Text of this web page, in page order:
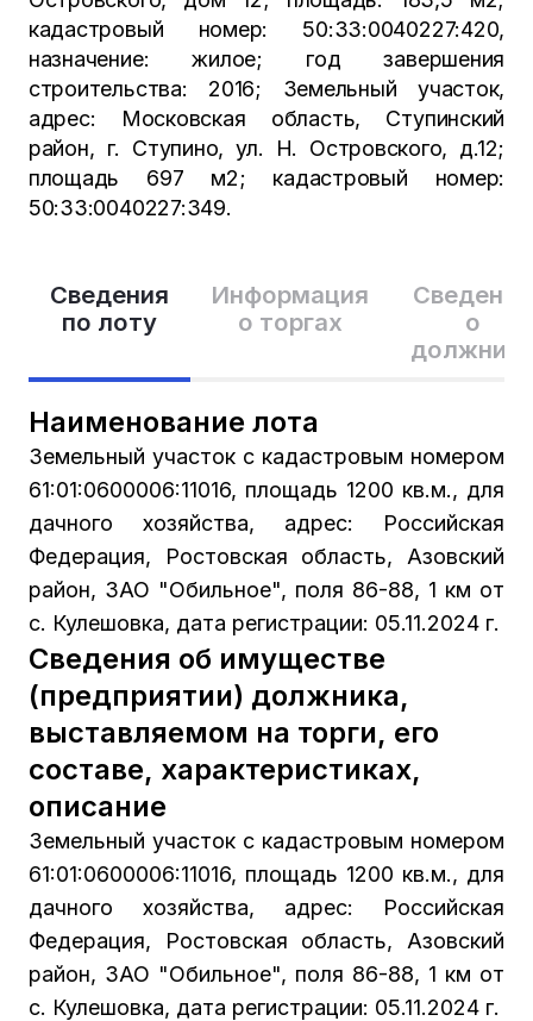
Сведения
по лоту
Информация
о торгах
Сведения
о
Наименование лота
Земельный участок с кадастровым номером
61:01:0600006:11016, площадь 1200 кв.м., для
дачного хозяйства, адрес: Российская
Федерация, Ростовская область, Азовский
район, ЗАО "Обильное", поля 86-88, 1 км от
с. Кулешовка, дата регистрации: 05.11.2024 г.
Сведения об имуществе
(предприятии) должника,
выставляемом на торги, его
составе, характеристиках,
описание
Земельный участок с кадастровым номером
61:01:0600006:11016, площадь 1200 кв.м., для
дачного хозяйства, адрес: Российская
Федерация, Ростовская область, Азовский
район, ЗАО "Обильное", поля 86-88, 1 км от
с. Кулешовка, дата регистрации: 05.11.2024 г.
кадастровый номер: 50:33:0040227:420,
назначение: жилое; год завершения
строительства: 2016; Земельный участок,
адрес: Московская область, Ступинский
район, г. Ступино, ул. Н. Островского, д.12;
площадь 697 м2; кадастровый номер:
50:33:0040227:349.